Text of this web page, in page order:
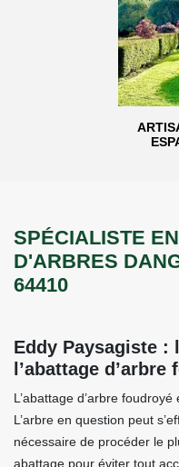
SPÉCIALISTE
D'ARBRES
64410
Eddy Paysagiste :
l’abattage
L’abattage d’arbre
L’arbre en question peut
nécessaire de procéder le
abattage pour éviter tout